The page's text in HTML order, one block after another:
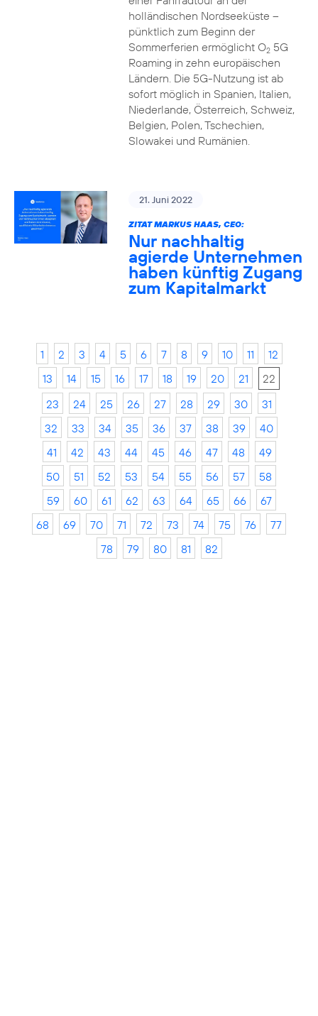
holländischen Nordseeküste –
pünktlich zum Beginn der
Sommerferien ermöglicht O25G
Roaming in zehn europäischen
Ländern. Die 5G-Nutzung ist ab
sofort möglich in Spanien, Italien,
Niederlande, Österreich, Schweiz,
Belgien, Polen, Tschechien,
Slowakei und Rumänien.
21. Juni 2022
ZITAT MARKUS HAAS, CEO:
Nur nachhaltig
agierde Unternehmen
haben künftig Zugang
zum Kapitalmarkt
1 2 3 4 5 6 7 8 9 10 11
12
13
14 15 16 17 18 19 20 21
22
23
24 25 26 27 28 29 30
31
32
33 34 35 36 37 38 39
40
41
42 43 44 45 46 47 48
49
50
51 52 53 54 55 56 57
58
59
60 61 62 63 64 65 66
67
68
69 70 71 72 73 74 75 76
77
78
79 80 81 82